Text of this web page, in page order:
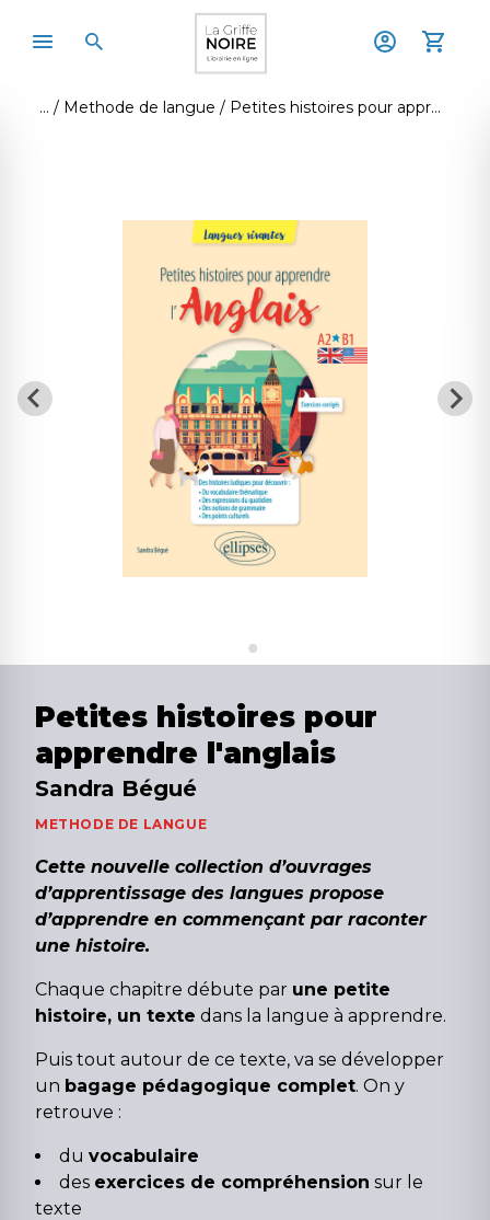
Methode de langue Petites histoires pour apprendre l'anglais
Petites histoires pour
apprendre l'anglais
Sandra Bégué
METHODE DE LANGUE
Cette nouvelle collection d’ouvrages
d’apprentissage des langues propose
d’apprendre en commençant par raconter
une histoire.
Chaque chapitre débute par une petite
histoire, un texte dans la langue à apprendre.
Puis tout autour de ce texte, va se développer
un bagage pédagogique complet. On y
retrouve :
du vocabulaire
des exercices de compréhension sur le
texte